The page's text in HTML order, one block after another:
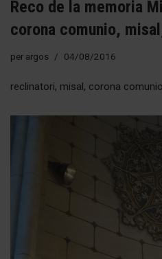
Reco de la memoria
corona comunio,
per argos 04/08/2016
reclinatori, misal, corona